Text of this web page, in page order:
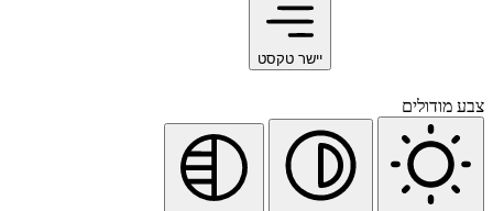
יישר טקסט
צבע מודולים